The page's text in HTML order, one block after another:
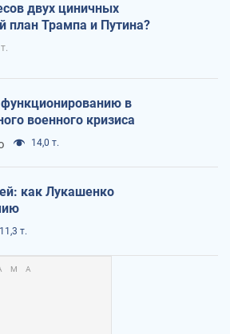
двух циничных
план Трампа и Путина?
функционированию в
военного кризиса
14,0 т.
как Лукашенко
11,3 т.